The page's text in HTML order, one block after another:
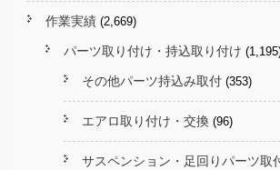
作業実績 (2,669)
パーツ取り付け・持込取り付け
その他パーツ持込み取付 (353)
エアロ取り付け・交換 (96)
サスペンション・足回りパーツ取